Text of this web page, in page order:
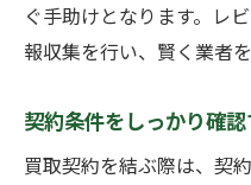
ぐ手助けとなります。レ
報収集を行い、賢く業者
契約条件をしっかり確
買取契約を結ぶ際は、契